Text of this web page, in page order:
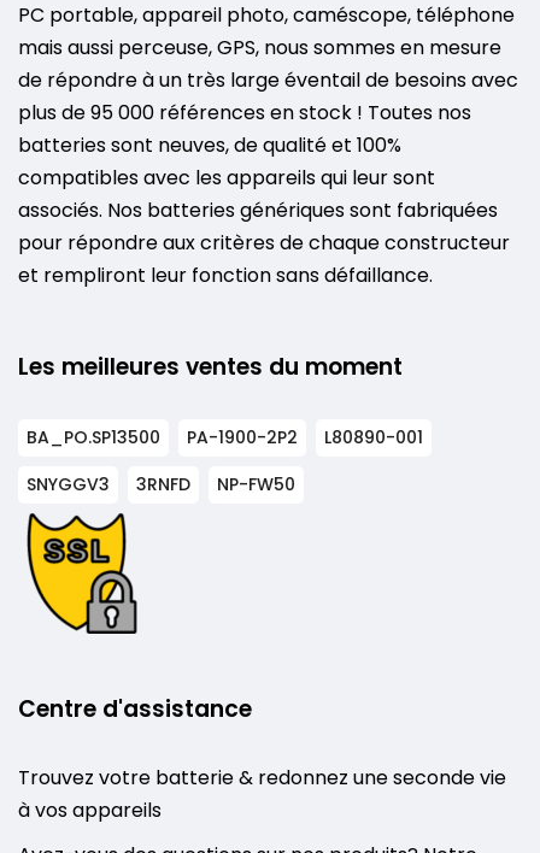
PC portable, appareil photo, caméscope, téléphone
mais aussi perceuse, GPS, nous sommes en mesure
de répondre à un très large éventail de besoins avec
plus de 95 000 références en stock ! Toutes nos
batteries sont neuves, de qualité et 100%
compatibles avec les appareils qui leur sont
associés. Nos batteries génériques sont fabriquées
pour répondre aux critères de chaque constructeur
et rempliront leur fonction sans défaillance.
Les meilleures ventes du moment
BA_PO.SP13500 PA-1900-2P2
L80890-001
SNYGGV3
3RNFD NP-FW50
Centre d'assistance
Trouvez votre batterie & redonnez une seconde vie
à vos appareils